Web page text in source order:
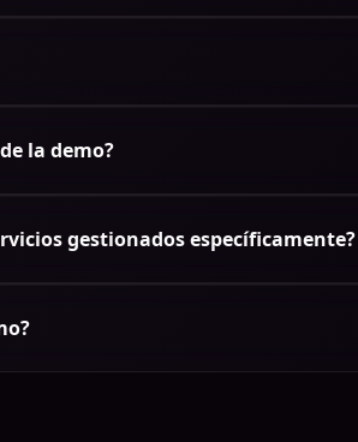
la demo?
gestionados específicamente?